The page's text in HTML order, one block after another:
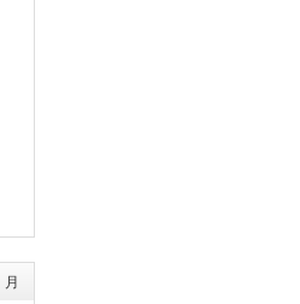
月